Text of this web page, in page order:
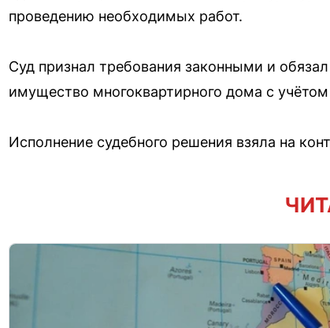
проведению необходимых работ.
Суд признал требования законными и
имущество многоквартирного дома с
Исполнение судебного решения взяла на